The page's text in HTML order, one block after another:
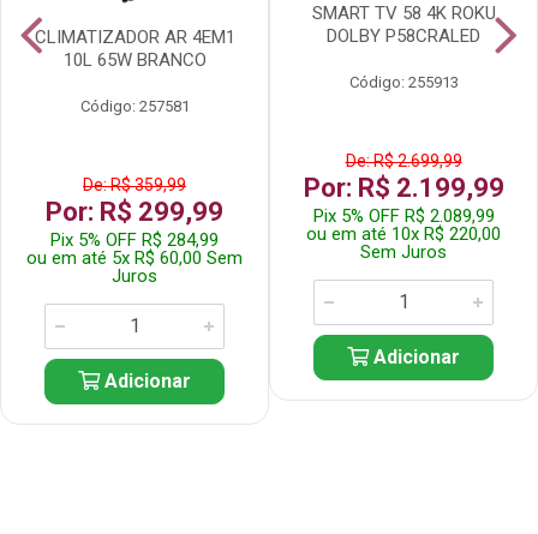
CLIMATIZADOR AR 4EM1
10L 65W BRANCO
Código: 257581
De: R$ 359,99
Por: R$ 299,99
Pix 5% OFF R$ 284,99
ou em até 5x R$ 60,00 Sem
Juros
Adicionar
SMART TV 58 4K ROKU
DOLBY P58CRALED
Código: 255913
De: R$ 2.699,99
Por: R$ 2.199,99
Pix 5% OFF R$ 2.089,99
ou em até 10x R$ 220,00
Sem Juros
Adicionar